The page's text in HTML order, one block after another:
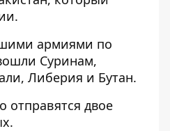
армиями по
Суринам,
Либерия и Бутан.
отправятся двое